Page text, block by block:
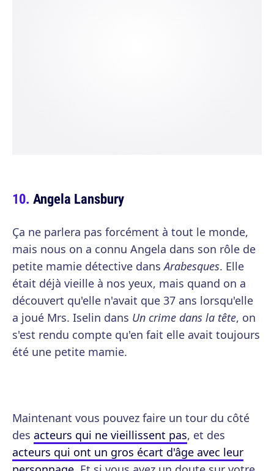
Angela Lansbury
Ça ne parlera pas forcément à tout le monde,
mais nous on a connu Angela dans son rôle de
petite mamie détective dansArabesques. Elle
était déjà vieille à nos yeux, mais quand on a
découvert qu'elle n'avait que 37 ans lorsqu'elle
a joué Mrs. Iselin dans Un crime dans la tête, on
s'est rendu compte qu'en fait elle avait toujours
été une petite mamie.
Maintenant vous pouvez faire un tour du côté
des acteurs qui ne vieillissent pas, et des
acteurs qui ont un gros écart d'âge avec leur